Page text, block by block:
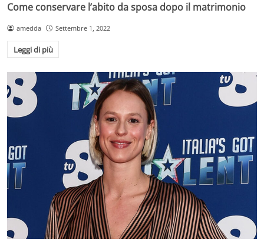
Come conservare l’abito da sposa dopo il matrimonio
amedda Settembre 1, 2022
Leggi di più